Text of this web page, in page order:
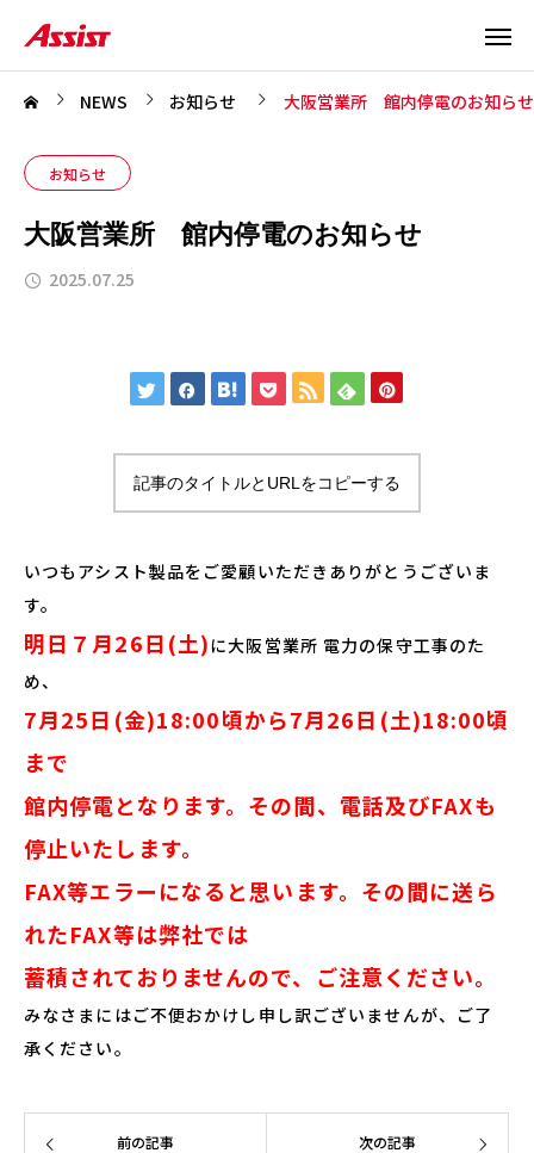
NEWS お知らせ 大阪営業所 館内停電のお知らせ
お知らせ
大阪営業所 館内停電のお知らせ
2025.07.25
記事のタイトルとURLをコピーする
いつもアシスト製品をご愛顧いただきありがとうございま
す。
明日７月26日(土)に大阪営業所 電力の保守工事のた
め、
7月25日(金)18:00頃から7月26日(土)18:00頃
まで
館内停電となります。その間、電話及びFAXも
停止いたします。
FAX等エラーになると思います。その間に送ら
れたFAX等は弊社では
蓄積されておりませんので、ご注意ください。
みなさまにはご不便おかけし申し訳ございませんが、ご了
承ください。
前の記事 次の記事